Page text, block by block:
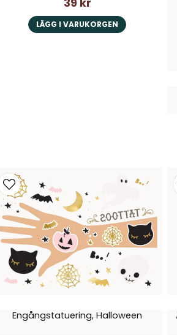
LÄGG I VARUKORGEN
Engångstatuering, Halloween